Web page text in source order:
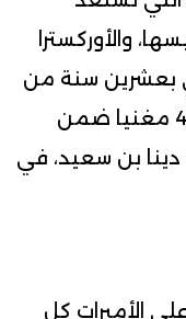
تأسيسها، والأوركسترا
بعشرين سنة من
العطاء، حيث اجتمع 76 عازفا و40 مغنيا ضمن
دينا بن سعيد، في
الأميرات كل